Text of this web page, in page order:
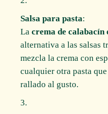
Salsa para pasta:
Lacrema de calabacín
alternativa a las salsas
mezcla la crema con
cualquier otra pasta
rallado al gusto.